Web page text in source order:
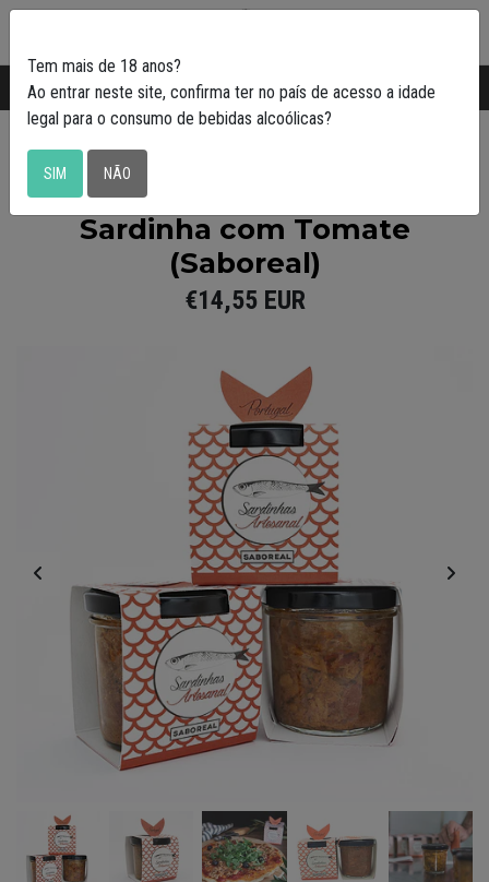
Transporte gratuito em Portugal a partir de50€
Pack de 3 Petiscadas de
Sardinha com Tomate
(Saboreal)
€14,55 EUR
Tem mais de 18 anos?
Ao entrar neste site, confirma ter no país de acesso a idade
legal para o consumo de bebidas alcoólicas?
SIM NÃO